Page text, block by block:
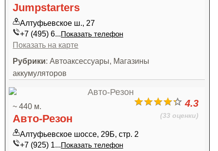
Jumpstarters
Алтуфьевское ш., 27
+7 (495) 6...Показать телефон
Показать на карте
Рубрики: Автоаксессуары, Магазины
аккумуляторов
4.3
(33 оценки)
~ 440 м.
Авто-Резон
Алтуфьевское шоссе, 29Б, стр. 2
+7 (925) 1...Показать телефон